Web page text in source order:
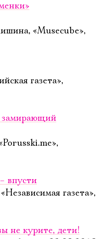
«Musecube»,
газета»,
замирающий
впусти
газета»,
не курите, дети!